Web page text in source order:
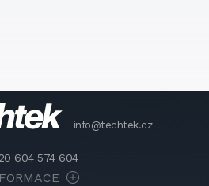
info@techtek.cz
604 574 604